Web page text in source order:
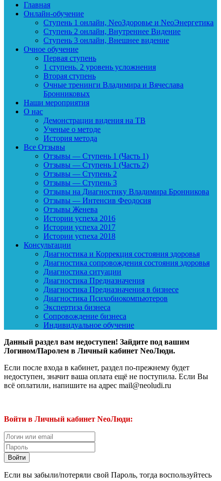
Главная
Онлайн-обучение
Ступень 1 онлайн, NeoЗдоровье и NeoЭнергетика
Ступень 2 онлайн, Внутреннее Видение
Ступень 3 онлайн, Внешнее видение
Очное обучение
Первая ступень
1 ступень. 2 уровень усложнения
Вторая ступень
Очные тренинги Владимира и Вячеслава
Бронниковых
Наши мероприятия
О нас
Демонстрации видения на ТВ
Ученые о методе
История метода
Все Отзывы
Отзывы — Ступень 1 (Часть 1)
Отзывы — Ступень 1 (Часть 2)
Отзывы — Ступень 2
Отзывы — Ступень 3
Отзывы на Диагностику Владимира Бронникова
Отзывы — Интенсив Феодосия
Отзывы Женева
Истории успеха 2016
Истории успеха 2017
Истории успеха 2018
Консультации
Диагностика и Коррекция состояния здоровья
Диагностика сопровождения состояния здоровья
Диагностика ситуации
Диагностика Предназначения
Диагностика Предназначения в бизнесе
Диагностика Психобиокомпьютеров
Экспертиза бизнеса
Сопровождение бизнеса
Индивидуальное обучение
Данный раздел вам недоступен! Зайдите под вашим
Логином/Паролем в Личный кабинет NeoЛюди.
Если после входа в кабинет, раздел по-прежнему будет
недоступен, значит ваша оплата ещё не поступила. Если Вы
всё оплатили, напишите на адрес mail@neoludi.ru
Войти в Личный кабинет NeoЛюди:
Если вы забыли/потеряли свой Пароль, тогда воспользуйтесь